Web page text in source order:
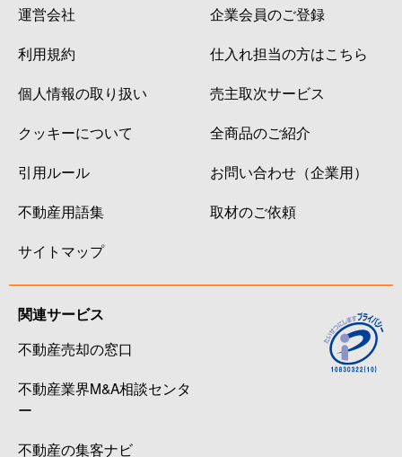
運営会社
利用規約
個人情報の取り扱い
クッキーについて
引用ルール
不動産用語集
サイトマップ
企業会員のご登録
仕入れ担当の方はこちら
売主取次サービス
全商品のご紹介
お問い合わせ（企業用）
取材のご依頼
関連サービス
不動産売却の窓口
不動産業界M&A相談センタ
ー
不動産の集客ナビ